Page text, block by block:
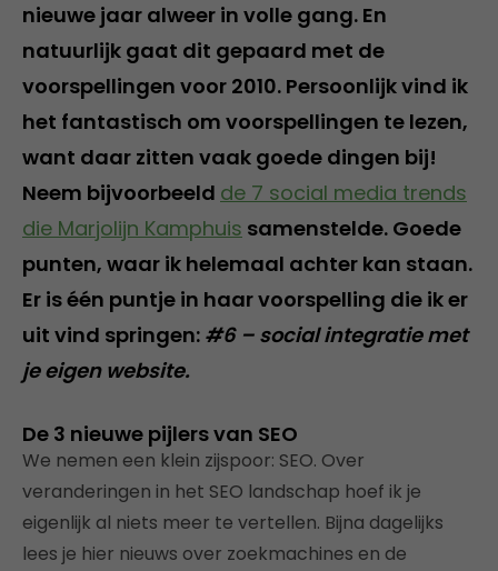
nieuwe jaar alweer in volle gang. En
natuurlijk gaat dit gepaard met de
voorspellingen voor 2010. Persoonlijk vind ik
het fantastisch om voorspellingen te lezen,
want daar zitten vaak goede dingen bij!
Neem bijvoorbeeld de 7 social media trends
die Marjolijn Kamphuis samenstelde. Goede
punten, waar ik helemaal achter kan staan.
Er is één puntje in haar voorspelling die ik er
uit vind springen: #6 – social integratie met
je eigen website.
De 3 nieuwe pijlers van SEO
We nemen een klein zijspoor: SEO. Over
veranderingen in het SEO landschap hoef ik je
eigenlijk al niets meer te vertellen. Bijna dagelijks
lees je hier nieuws over zoekmachines en de